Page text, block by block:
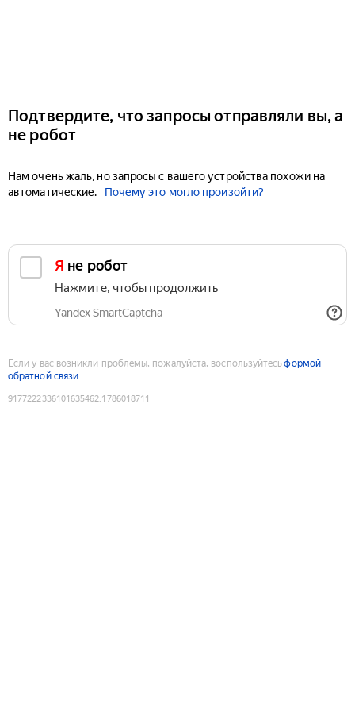
Подтвердите, что запросы отправляли вы, а
не робот
Нам очень жаль, но запросы с вашего устройства похожи на
автоматические.
Почему это могло произойти?
Я не робот
Нажмите, чтобы продолжить
Yandex SmartCaptcha
Если у вас возникли проблемы, пожалуйста, воспользуйтесьформой
обратной связи
9177222336101635462:1786018711